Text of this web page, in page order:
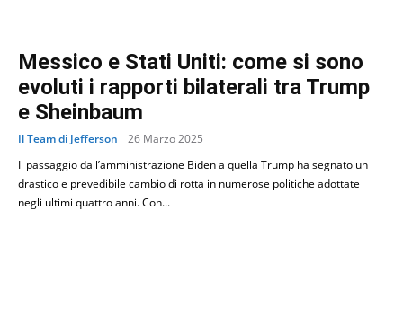
Messico e Stati Uniti: come si sono
evoluti i rapporti bilaterali tra Trump
e Sheinbaum
Il Team di Jefferson
26 Marzo 2025
Il passaggio dall’amministrazione Biden a quella Trump ha segnato un
drastico e prevedibile cambio di rotta in numerose politiche adottate
negli ultimi quattro anni. Con...